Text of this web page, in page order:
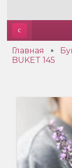
Главная »
BUKET 145